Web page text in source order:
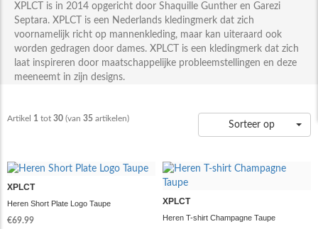
XPLCT is in 2014 opgericht door Shaquille Gunther en Garezi
Septara. XPLCT is een Nederlands kledingmerk dat zich
voornamelijk richt op mannenkleding, maar kan uiteraard ook
worden gedragen door dames. XPLCT is een kledingmerk dat zich
laat inspireren door maatschappelijke probleemstellingen en deze
meeneemt in zijn designs.
Artikel 1 tot 30 (van 35 artikelen)
Sorteer op
XPLCT
Heren Short Plate Logo Taupe
€69.99
XPLCT
Heren T-shirt Champagne Taupe